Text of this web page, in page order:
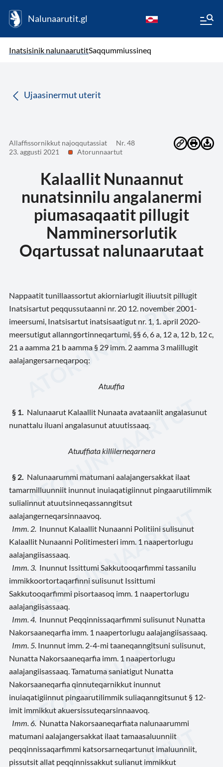
Nalunaarutit.gl
Inatsisinik nalunaarutitSaqqummiussineq
Ujaasinermut uterit
Allaffissornikkut najoqqutassiat
Nr. 48
23. aggusti 2021
Atorunnaartut
Kalaallit Nunaannut
nunatsinnilu angalanermi
piumasaqaatit pillugit
Namminersorlutik
Oqartussat nalunaarutaat
Nappaatit tunillaassortut akiorniarlugit iliuutsit pillugit
Inatsisartut peqqussutaanni nr. 20 12. november 2001-
imeersumi, Inatsisartut inatsisaatigut nr. 1, 1. april 2020-
meersutigut allanngortinneqartumi, §§ 6, 6 a, 12 a, 12 b, 12 c,
21 a aamma 21 b aamma § 29 imm. 2 aamma 3 malillugit
aalajangersarneqarpoq:
Atuuffia
§ 1.
Nalunaarut Kalaallit Nunaata avataaniit angalasunut
nunattalu iluani angalasunut atuutissaaq.
Atuuffiata killilerneqarnera
§ 2. Nalunaarummi matumani aalajangersakkat ilaat
tamarmilluunniit inunnut inuiaqatigiinnut pingaarutilimmik
sulialinnut atuutsinneqassanngitsut
aalajangerneqarsinnaavoq.
Imm. 2. Inunnut Kalaallit Nunaanni Politiini sulisunut
Kalaallit Nunaanni Politimesteri imm. 1 naapertorlugu
aalajangiisassaaq.
Imm. 3. Inunnut Issittumi Sakkutooqarfimmi tassanilu
immikkoortortaqarfinni sulisunut Issittumi
Sakkutooqarfimmi pisortaasoq imm. 1 naapertorlugu
aalajangiisassaaq.
Imm. 4. Inunnut Peqqinnissaqarfimmi sulisunut Nunatta
Nakorsaaneqarfia imm. 1 naapertorlugu aalajangiisassaaq.
Imm. 5. Inunnut imm. 2-4-mi taaneqanngitsuni sulisunut,
Nunatta Nakorsaaneqarfia imm. 1 naapertorlugu
aalajangiisassaaq. Tamatuma saniatigut Nunatta
Nakorsaaneqarfia qinnuteqarnikkut inunnut
inuiaqatigiinnut pingaarutilimmik suliaqanngitsunut § 12-
imit immikkut akuersissuteqarsinnaavoq.
Imm. 6. Nunatta Nakorsaaneqarfiata nalunaarummi
matumani aalajangersakkat ilaat tamaasaluunniit
peqqinnissaqarfimmi katsorsarneqartunut imaluunniit,
pissutsit allat peqqinnissakkut sulianut immikkut